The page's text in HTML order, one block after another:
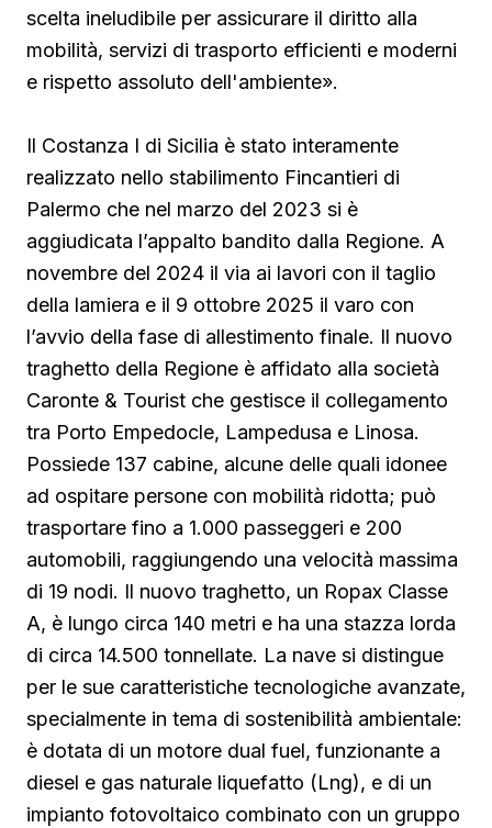
scelta ineludibile per assicurare il diritto alla
mobilità, servizi di trasporto efficienti e moderni
e rispetto assoluto dell'ambiente».
Il Costanza I di Sicilia è stato interamente
realizzato nello stabilimento Fincantieri di
Palermo che nel marzo del 2023 si è
aggiudicata l’appalto bandito dalla Regione. A
novembre del 2024 il via ai lavori con il taglio
della lamiera e il 9 ottobre 2025 il varo con
l’avvio della fase di allestimento finale. Il nuovo
traghetto della Regione è affidato alla società
Caronte & Tourist che gestisce il collegamento
tra Porto Empedocle, Lampedusa e Linosa.
Possiede 137 cabine, alcune delle quali idonee
ad ospitare persone con mobilità ridotta; può
trasportare fino a 1.000 passeggeri e 200
automobili, raggiungendo una velocità massima
di 19 nodi. Il nuovo traghetto, un Ropax Classe
A, è lungo circa 140 metri e ha una stazza lorda
di circa 14.500 tonnellate. La nave si distingue
per le sue caratteristiche tecnologiche avanzate,
specialmente in tema di sostenibilità ambientale:
è dotata di un motore dual fuel, funzionante a
diesel e gas naturale liquefatto (Lng), e di un
impianto fotovoltaico combinato con un gruppo